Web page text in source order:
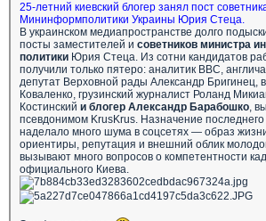
25-летний киевский блогер занял пост
Мининформполитики Украины Юрия Стеца.
В украинском медиапространстве долго
посты заместителей и советников министра
политики Юрия Стеца. Из сотни кандидатов
получили только пятеро: аналитик BBC,
депутат Верховной рады Александр Бригинец,
Коваленко, грузинский журналист Роланд
Костинский и блогер Александр Барабошко,
псевдонимом KrusKrus. Назначение последнего
наделало много шума в соцсетях — образ
ориентиры, репутация и внешний облик
вызывают много вопросов о компетентности
официального Киева.